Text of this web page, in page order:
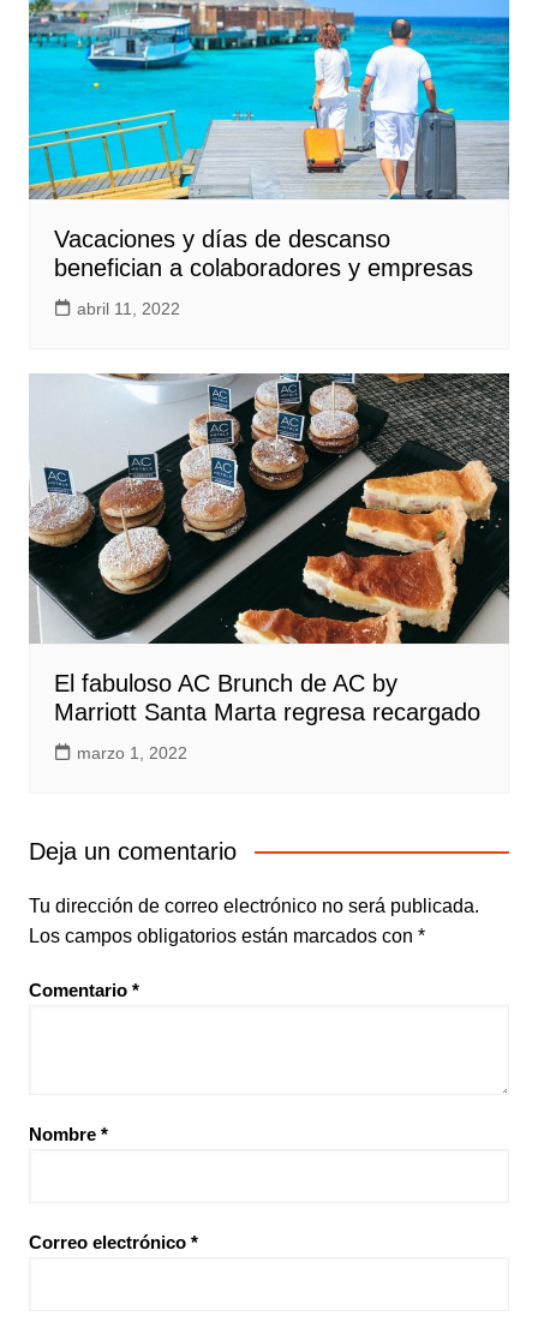
Vacaciones y días de descanso
benefician a colaboradores y empresas
abril 11, 2022
El fabuloso AC Brunch de AC by
Marriott Santa Marta regresa recargado
marzo 1, 2022
Deja un comentario
Tu dirección de correo electrónico no será publicada.
Los campos obligatorios están marcados con *
Comentario *
Nombre *
Correo electrónico *